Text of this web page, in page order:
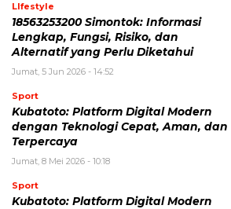
LIfestyle
18563253200 Simontok: Informasi
Lengkap, Fungsi, Risiko, dan
Alternatif yang Perlu Diketahui
Jumat, 5 Jun 2026 - 14:52
Sport
Kubatoto: Platform Digital Modern
dengan Teknologi Cepat, Aman, dan
Terpercaya
Jumat, 8 Mei 2026 - 10:18
Sport
Kubatoto: Platform Digital Modern